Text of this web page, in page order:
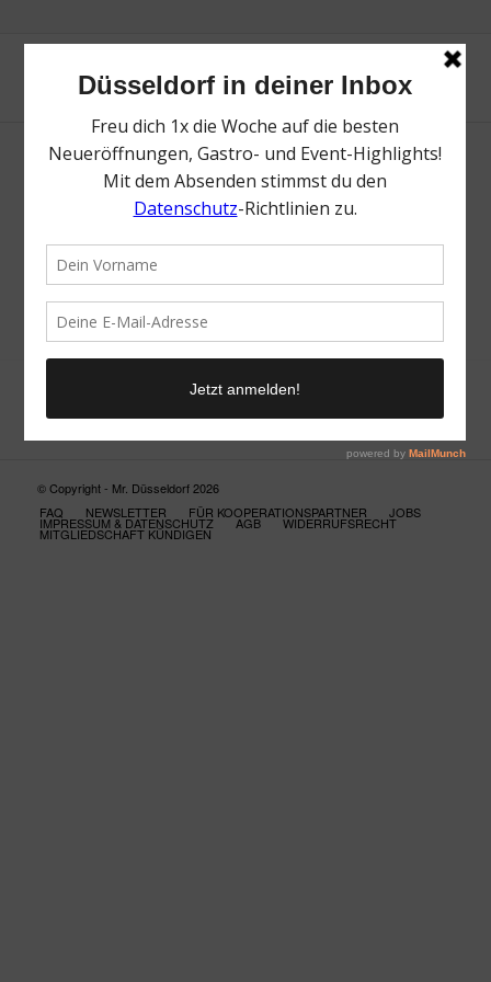
Neue Suche
Suchergebnis nicht zufriedenstellend? Versuche es mal mit
einem Wortteil oder einer anderen Schreibweise.
© Copyright - Mr. Düsseldorf 2026
FAQ
NEWSLETTER FÜR KOOPERATIONSPARTNER JOBS
IMPRESSUM & DATENSCHUTZ AGB WIDERRUFSRECHT
MITGLIEDSCHAFT KÜNDIGEN